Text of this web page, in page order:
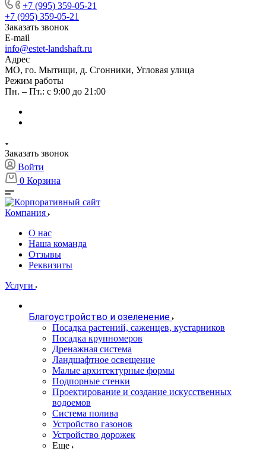
+7 (995) 359-05-21
+7 (995) 359-05-21
Заказать звонок
E-mail
info@estet-landshaft.ru
Адрес
МО, го. Мытищи, д. Сгонники, Угловая улица
Режим работы
Пн. – Пт.: с 9:00 до 21:00
Заказать звонок
Войти
0 Корзина
Компания
О нас
Наша команда
Отзывы
Реквизиты
Услуги
Благоустройство и озеленение
Посадка растений, саженцев, кустарников
Посадка крупномеров
Дренажная система
Ландшафтное освещение
Малые архитектурные формы
Подпорные стенки
Проектирование и создание искусственных
водоемов
Система полива
Устройство газонов
Устройство дорожек
Еще